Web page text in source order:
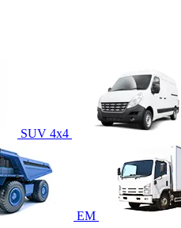
SUV 4x4
EM